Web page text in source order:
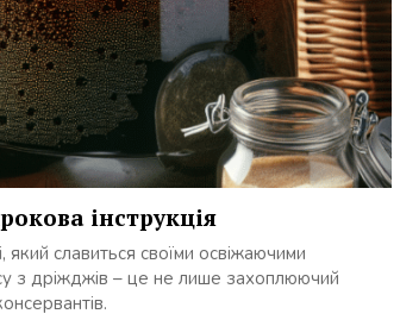
інструкція
славиться своїми освіжаючими
з дріжджів – це не лише захоплюючий